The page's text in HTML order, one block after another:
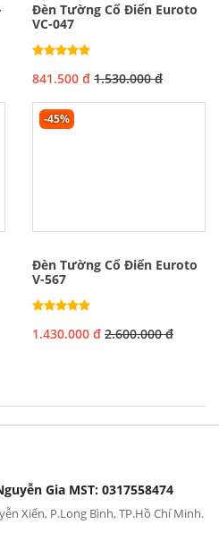
Đèn Tường Cổ Điển Euroto
VC-047
841.500 đ 1.530.000 đ
-45%
Đèn Tường Cổ Điển Euroto
V-567
1.430.000 đ 2.600.000 đ
Gia MST: 0317558474
Xiển, P.Long Bình, TP.Hồ Chí Minh.